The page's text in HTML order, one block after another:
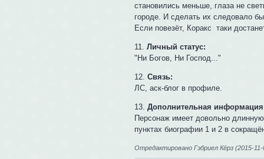
становились меньше, глаза не
городе. И сделать их следовало
Если повезёт, Коракс таки
11.Личный статус:
"Ни Богов, Ни Господ..."
12. Связь:
ЛС, аск-блог в профиле.
13.Дополнительная
Персонаж имеет довольно
пунктах биографии 1 и 2 в
Отредактировано Гэбриел Кёрз (2015-11-